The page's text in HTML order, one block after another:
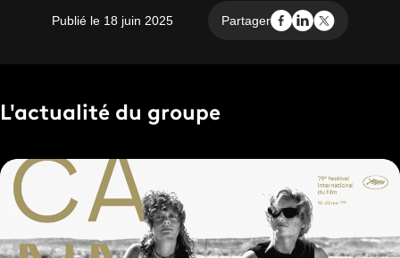
Publié le 18 juin 2025 Partager
L'actualité du groupe